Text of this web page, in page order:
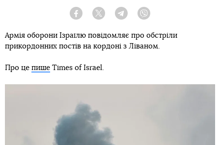
Facebook Twitter Telegram
Армія оборони Ізраїлю повідомляє про обстріли
прикордонних постів на кордоні з Ліваном.
Про це пише Times of Israel.